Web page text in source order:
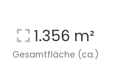
1.356 m²
Gesamtfläche (ca.)